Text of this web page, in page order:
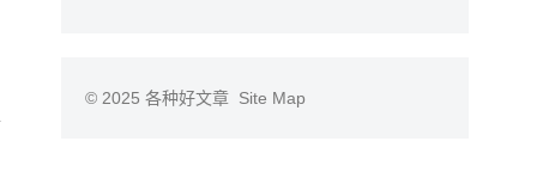
© 2025 各种好文章 Site Map